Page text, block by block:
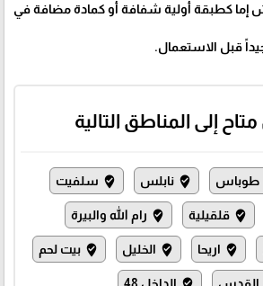
إما كطبقة أولية شفافة أو كمادة مضافة في
قبل الاستعمال.
إلى المناطق التالية
طوباس where_to_vote نابلس where_to_vote سلفيت
where_to_vote قلقيلية where_to_vote رام الله والبيرة
where_to_vote اريحا where_to_vote الخليل where_to_vote بيت لحم
القدس الداخل 48